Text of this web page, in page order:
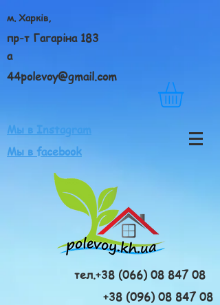
м. Харків,
пр-т Гагаріна 183
а
44polevoy@gmail.com
Мы в Instagram
Мы в facebook
тел.+38 (066) 08 847 08
+38 (096) 08 847 08